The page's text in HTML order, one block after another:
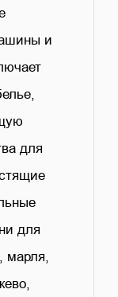
и
для
для
марля,